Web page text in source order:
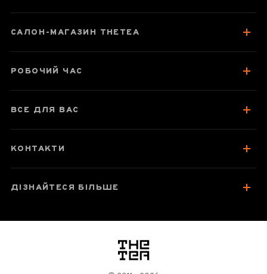
Про чай
Відгуки чаєманів
САЛОН-МАГАЗИН THETEA
РОБОЧИЙ ЧАС
ВСЕ ДЛЯ ВАС
КОНТАКТИ
ДІЗНАЙТЕСЯ БІЛЬШЕ
логотип